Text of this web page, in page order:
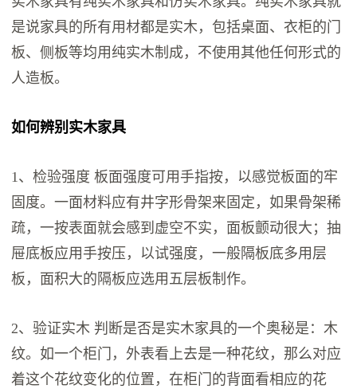
是说家具的所有用材都是实木，包括桌面、衣柜的门
板、侧板等均用纯实木制成，不使用其他任何形式的
人造板。
如何辨别实木家具
1、检验强度 板面强度可用手指按，以感觉板面的牢
固度。一面材料应有井字形骨架来固定，如果骨架稀
疏，一按表面就会感到虚空不实，面板颤动很大；抽
屉底板应用手按压，以试强度，一般隔板底多用层
板，面积大的隔板应选用五层板制作。
2、验证实木 判断是否是实木家具的一个奥秘是：木
纹。如一个柜门，外表看上去是一种花纹，那么对应
着这个花纹变化的位置，在柜门的背面看相应的花